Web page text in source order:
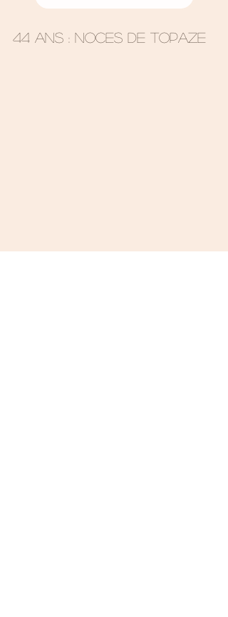
44 ans : Noces de Topaze